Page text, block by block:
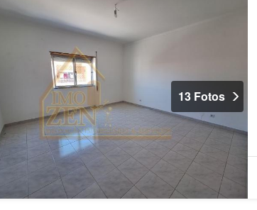
13 Fotos